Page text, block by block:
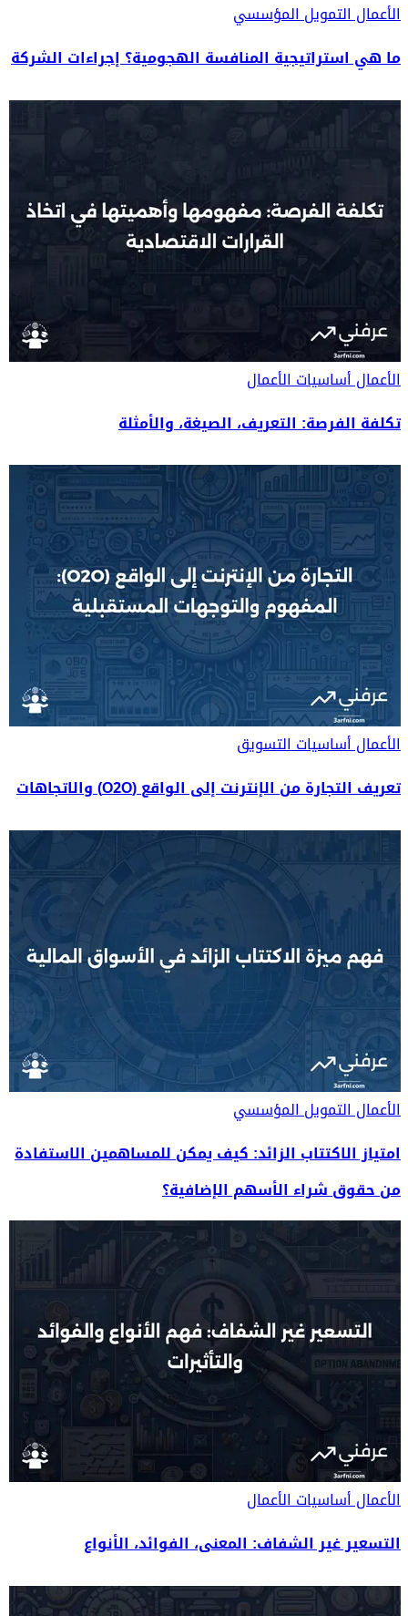
الأعمالالتمويل المؤسسي
ما هي استراتيجية المنافسة الهجومية؟ إجراءات الشركة
الأعمالأساسيات الأعمال
تكلفة الفرصة: التعريف، الصيغة، والأمثلة
الأعمالأساسيات التسويق
تعريف التجارة من الإنترنت إلى الواقع (O2O) والاتجاهات
الأعمالالتمويل المؤسسي
امتياز الاكتتاب الزائد: كيف يمكن للمساهمين الاستفادة
من حقوق شراء الأسهم الإضافية؟
الأعمالأساسيات الأعمال
التسعير غير الشفاف: المعنى، الفوائد، الأنواع